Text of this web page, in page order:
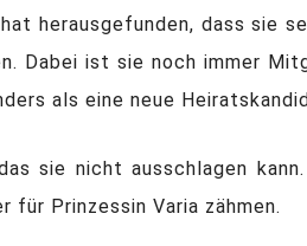
herausgefunden, dass sie
Dabei ist sie noch immer
als eine neue
sie nicht ausschlagen
für Prinzessin Varia zähmen.